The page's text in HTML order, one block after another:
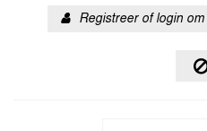
Registreer of login